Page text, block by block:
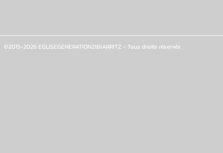
©2015-2026 EGLISEGENERATION21BIARRITZ - Tous droits réservés